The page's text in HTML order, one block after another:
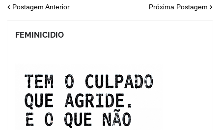
Postagem Anterior Próxima Postagem
FEMINICIDIO